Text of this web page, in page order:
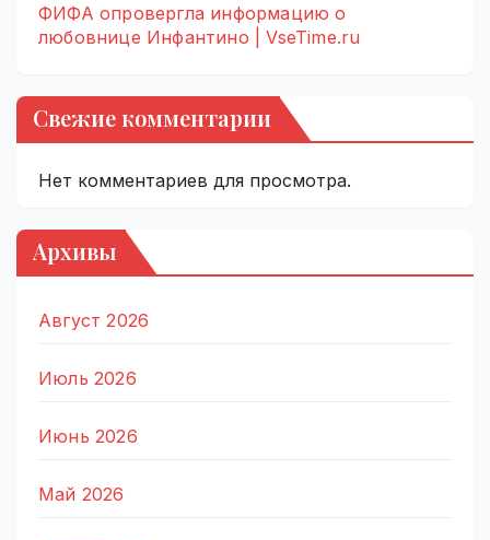
ФИФА опровергла информацию о
любовнице Инфантино | VseTime.ru
Свежие комментарии
Нет комментариев для просмотра.
Архивы
Август 2026
Июль 2026
Июнь 2026
Май 2026